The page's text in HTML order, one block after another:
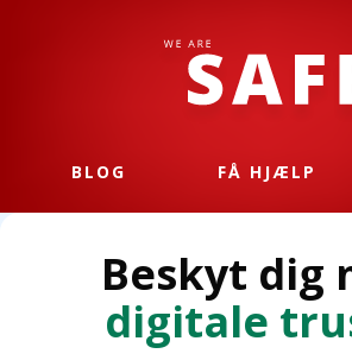
BLOG FÅ HJÆLP
Beskyt dig
digitale